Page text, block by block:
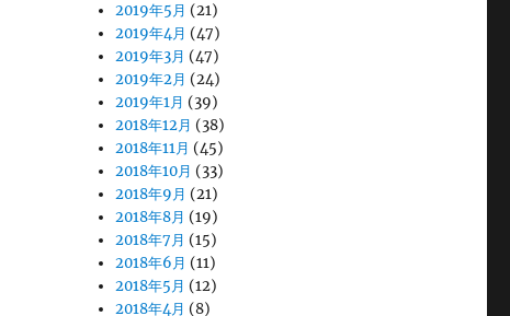
2019年5月 (21)
2019年4月 (47)
2019年3月 (47)
2019年2月 (24)
2019年1月 (39)
2018年12月 (38)
2018年11月 (45)
2018年10月 (33)
2018年9月 (21)
2018年8月 (19)
2018年7月 (15)
2018年6月 (11)
2018年5月 (12)
2018年4月 (8)